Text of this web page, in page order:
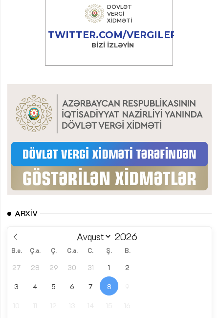
ARXIV
B.e. Ç.a. Ç. C.a. C. Ş. B.
27 28 29 30 31 1 2
3 4 5 6 7 8